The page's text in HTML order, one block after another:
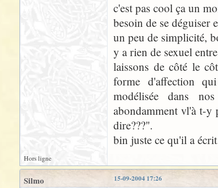
c'est pas cool ça un
besoin de se déguiser
un peu de simplicité,
y a rien de sexuel
laissons de côté le
forme d'affection
modélisée dans
abondamment vl'à t-y
dire???".
bin juste ce qu'il a
Hors ligne
15-09-2004 17:26
Silmo